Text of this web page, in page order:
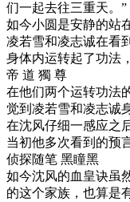
们一起去往三重天。”
如今小圆是安静的站
凌若雪和凌志诚在看
身体内运转起了功法
帝 道 獨 尊
在他们两个运转功法
觉到凌若雪和凌志诚
在沈风仔细一感应之
当初他多次看到的预
侦探随笔 黑瞳黑
如今沈风的血皇诀虽
的这个家族，也算是